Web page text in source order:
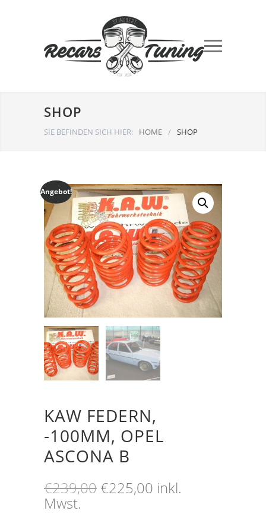
SHOP
SIE BEFINDEN SICH HIER: HOME / SHOP
Angebot!
KAW FEDERN,
-100MM, OPEL
ASCONA B
€239,00 Ursprünglicher
€225,00 Aktueller
inkl.
Mwst.